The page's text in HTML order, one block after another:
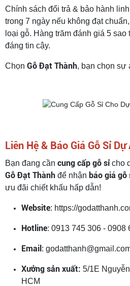
Chính sách đổi trả & bảo hành
trong 7 ngày nếu không đạt
loại gỗ. Hàng trăm đánh giá 5
đáng tin cậy.
Chọn Gỗ Đạt Thành, bạn chọn sự
Liên Hệ & Báo Giá Gỗ Sỉ Dự
Bạn đang cần cung cấp gỗ sỉcho
Gỗ Đạt Thành để nhận báo giá gỗ
ưu đãi chiết khấu hấp dẫn!
Website: https://
Hotline: 0913 745 306 - 0908
Email :
Xưởng sản xuất: 5/1E
HCM